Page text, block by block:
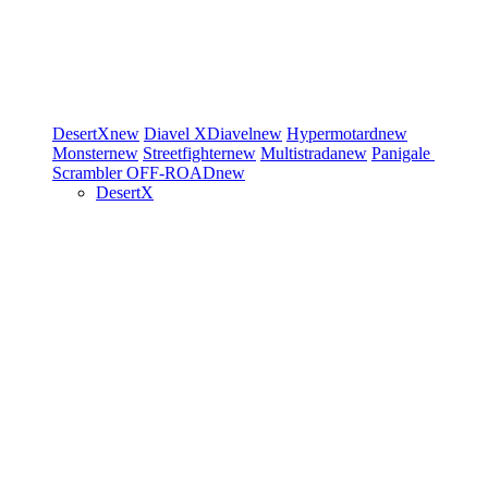
DesertXnew Diavel XDiavelnew Hypermotardnew
Monsternew Streetfighternew Multistradanew Panigale
ScramblerOFF-ROADnew
DesertX